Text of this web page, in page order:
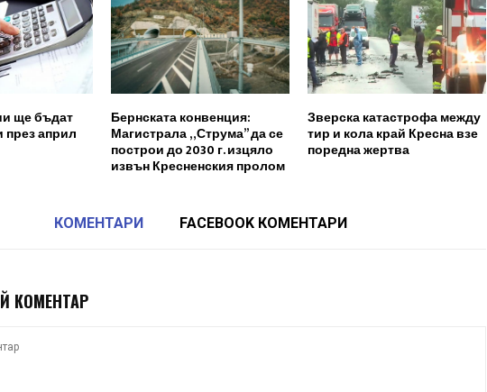
ще бъдат
през април
Бернската конвенция:
Магистрала „Струма” да се
построи до 2030 г. изцяло
извън Кресненския пролом
Зверска катастрофа между
тир и кола край Кресна взе
поредна жертва
КОМЕНТАРИ FACEBOOK КОМЕНТАРИ
КОМЕНТАР